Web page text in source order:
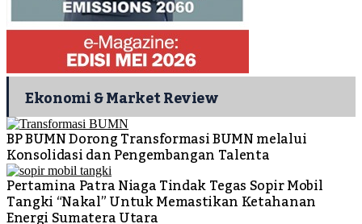
Ekonomi & Market Review
BP BUMN Dorong Transformasi BUMN melalui
Konsolidasi dan Pengembangan Talenta
Pertamina Patra Niaga Tindak Tegas Sopir Mobil
Tangki “Nakal” Untuk Memastikan Ketahanan
Energi Sumatera Utara